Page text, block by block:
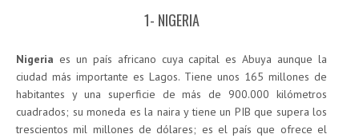
1- NIGERIA
Nigeria es un país africano cuya capital es Abuya aunque la
ciudad más importante es Lagos. Tiene unos 165 millones de
habitantes y una superficie de más de 900.000 kilómetros
cuadrados; su moneda es la naira y tiene un PIB que supera los
trescientos mil millones de dólares; es el país que ofrece el